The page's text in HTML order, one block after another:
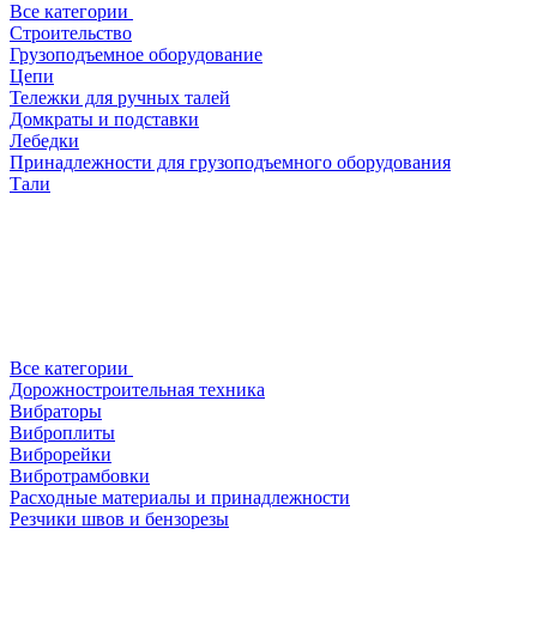
Все категории
Строительство
Грузоподъемное оборудование
Цепи
Тележки для ручных талей
Домкраты и подставки
Лебедки
Принадлежности для грузоподъемного оборудования
Тали
Все категории
Дорожностроительная техника
Вибраторы
Виброплиты
Виброрейки
Вибротрамбовки
Расходные материалы и принадлежности
Резчики швов и бензорезы